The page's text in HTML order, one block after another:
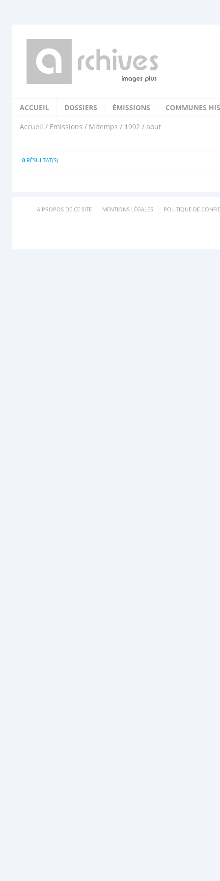
ACCUEIL DOSSIERS ÉMISSIONS COMMUNES
Accueil / Emissions / Mitemps / 1992 / aout
0 RÉSULTAT(S)
A PROPOS DE CE SITE MENTIONS LÉGALES POLITIQUE DE